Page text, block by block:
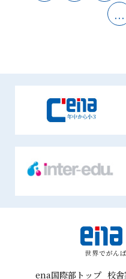
...
ena国際部トップ 校